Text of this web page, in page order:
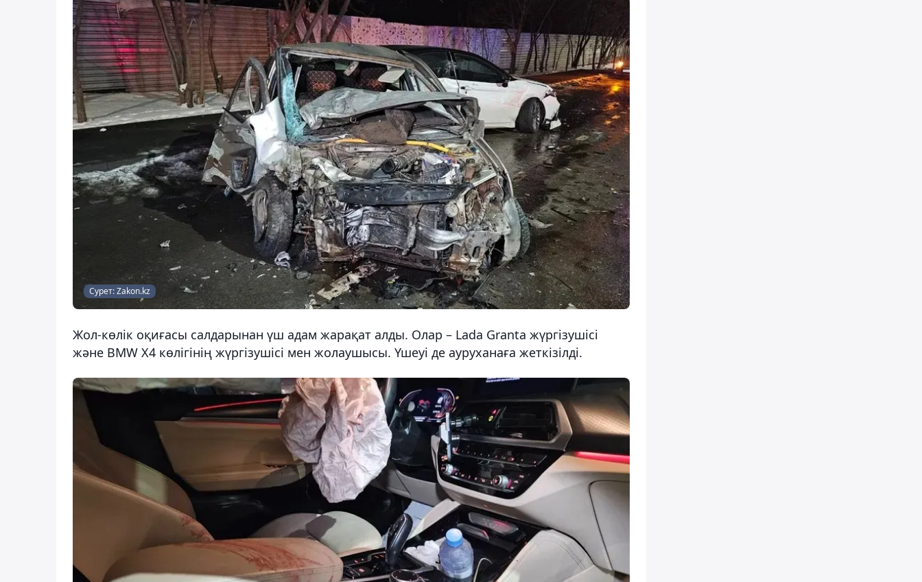
Сурет: Zakon.kz
Жол-көлік оқиғасы салдарынан үш адам жарақат алды. Олар – Lada Granta жүргізушісі
және BMW X4 көлігінің жүргізушісі мен жолаушысы. Үшеуі де ауруханаға жеткізілді.